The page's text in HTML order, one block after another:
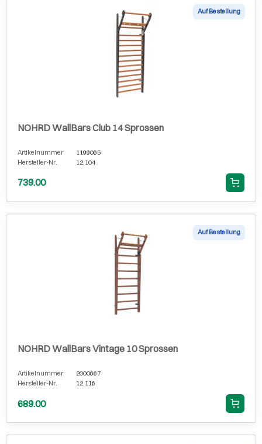
Auf Bestellung
NOHRD WallBars Club 14 Sprossen
Artikelnummer
1199065
Hersteller-Nr.
12.104
739.00
Auf Bestellung
NOHRD WallBars Vintage 10 Sprossen
Artikelnummer
2000667
Hersteller-Nr.
12.116
689.00